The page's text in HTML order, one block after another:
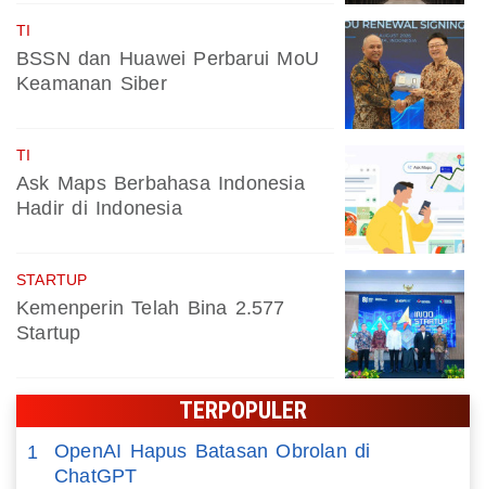
TI
BSSN dan Huawei Perbarui MoU
Keamanan Siber
TI
Ask Maps Berbahasa Indonesia
Hadir di Indonesia
STARTUP
Kemenperin Telah Bina 2.577
Startup
TERPOPULER
1
OpenAI Hapus Batasan Obrolan di
ChatGPT